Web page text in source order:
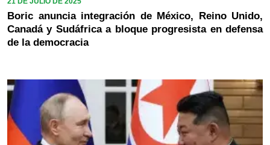
Boric anuncia integración de México, Reino Unido,
Canadá y Sudáfrica a bloque progresista en defensa
de la democracia